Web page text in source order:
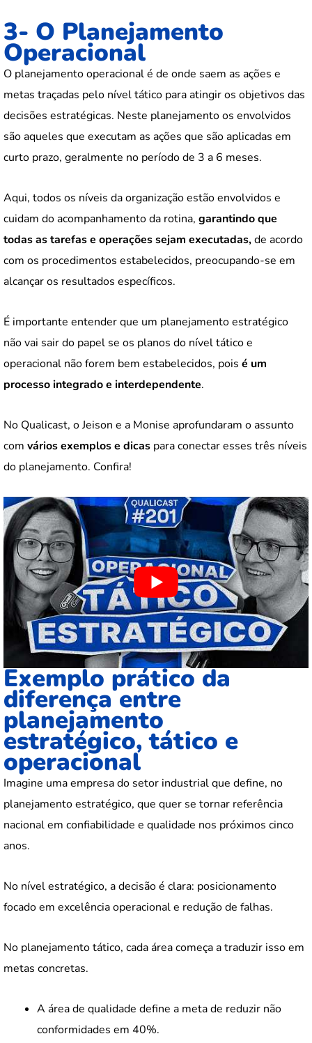
3- O Planejamento
Operacional
O planejamento operacional é de onde saem as ações e
metas traçadas pelo nível tático para atingir os objetivos das
decisões estratégicas. Neste planejamento os envolvidos
são aqueles que executam as ações que são aplicadas em
curto prazo, geralmente no período de 3 a 6 meses.
Aqui, todos os níveis da organização estão envolvidos e
cuidam do acompanhamento da rotina, garantindo que
todas as tarefas e operações sejam executadas,de acordo
com os procedimentos estabelecidos, preocupando-se em
alcançar os resultados específicos.
É importante entender que um planejamento estratégico
não vai sair do papel se os planos do nível tático e
operacional não forem bem estabelecidos, pois é um
processo integrado e interdependente.
No Qualicast, o Jeison e a Monise aprofundaram o assunto
com vários exemplos e dicas para conectar esses três níveis
do planejamento. Confira!
Exemplo prático da
diferença entre
planejamento
estratégico, tático e
operacional
Imagine uma empresa do setor industrial que define, no
planejamento estratégico, que quer se tornar referência
nacional em confiabilidade e qualidade nos próximos cinco
anos.
No nível estratégico, a decisão é clara: posicionamento
focado em excelência operacional e redução de falhas.
No planejamento tático, cada área começa a traduzir isso em
metas concretas.
A área de qualidade define a meta de reduzir não
conformidades em 40%.